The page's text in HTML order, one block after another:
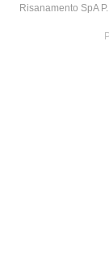
Risanamento SpA